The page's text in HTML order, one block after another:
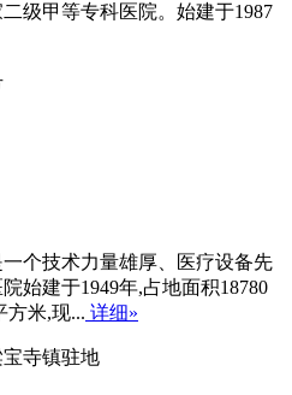
级甲等专科医院。始建于1987
个技术力量雄厚、医疗设备先
始建于1949年,占地面积18780
方米,现... 详细»
寺镇驻地